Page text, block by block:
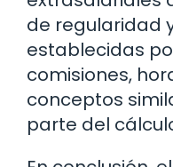
de regularidad
establecidas
comisiones,
conceptos
parte del